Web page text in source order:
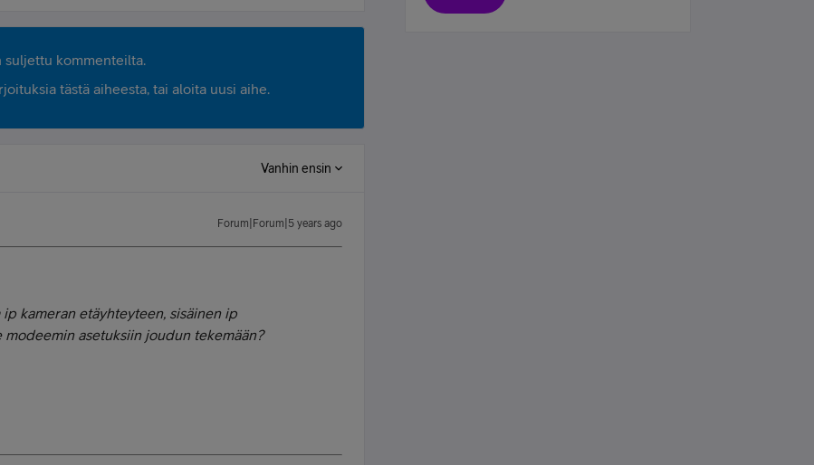
suljettu kommenteilta.
tästä aiheesta, tai aloita uusi aihe.
Vanhin ensin
Forum|Forum|5 years ago
ip kameran etäyhteyteen, sisäinen ip
asetuksiin joudun tekemään?